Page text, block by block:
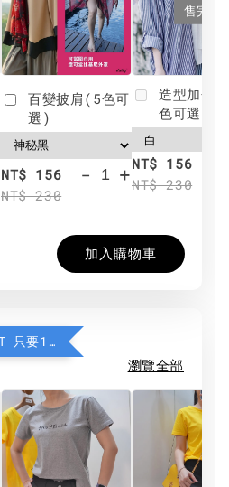
百變披肩(5色可
選)
NT$ 156
NT$ 230
- +
售完
造型加分
色可選)
NT$ 156
NT$ 230
加入購物車
加購 MIT防曬透氣棉T 只要190元
瀏覽全部